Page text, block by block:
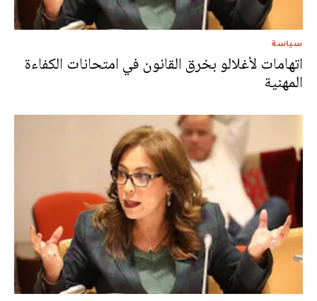
سياسة
اتهامات لأغلالو بخرق القانون في امتحانات الكفاءة
المهنية